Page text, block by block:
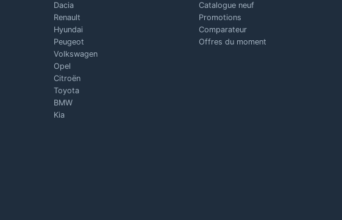
Dacia
Renault
Hyundai
Peugeot
Volkswagen
Opel
Citroën
Toyota
BMW
Kia
Catalogue neuf
Promotions
Comparateur
Offres du moment